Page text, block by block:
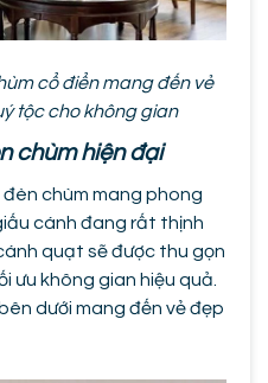
cổ điển mang đến vẻ
tộc cho không gian
chùm hiện đại
chùm mang phong
cánh đang rất thịnh
quạt sẽ được thu gọn
ưu không gian hiệu quả.
dưới mang đến vẻ đẹp